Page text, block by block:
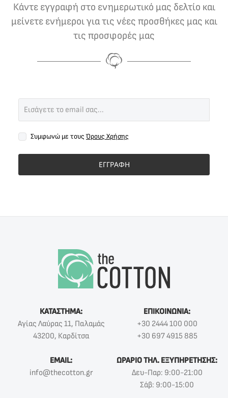
Κάντε εγγραφή στο ενημερωτικό μας δελτίο και
μείνετε ενήμεροι για τις νέες προσθήκες μας και
τις προσφορές μας
Συμφωνώ με τους Όρους Χρήσης
ΕΓΓΡΑΦΗ
ΚΑΤΑΣΤΗΜΑ:
Αγίας Λαύρας 11, Παλαμάς
43200, Καρδίτσα
ΕΠΙΚΟΙΝΩΝΙΑ:
+30 2444 100 000
+30 697 4915 885
EMAIL:
info@thecotton.gr
ΩΡΑΡΙΟ ΤΗΛ. ΕΞΥΠΗΡΕΤΗΣΗΣ:
Δευ-Παρ: 9:00-21:00
Σάβ: 9:00-15:00